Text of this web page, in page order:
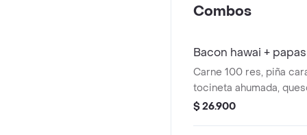
Combos
Bacon hawai +
Carne 100 res, piña
tocineta ahumada,
cebolla crispy, tomate,
$ 26.900